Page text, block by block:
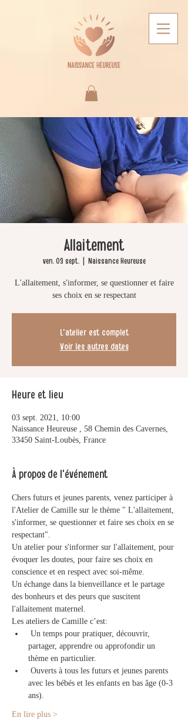
Allaitement
ven. 03 sept.
  |
Naissance Heureuse
L'allaitement, s'informer, se questionner et faire
ses choix en se respectant
L'atelier est complet
Voir les autres dates
Heure et lieu
03 sept. 2021, 10:00
Naissance Heureuse , 58 Chemin des Cavernes,
33450 Saint-Loubès, France
À propos de l'événement
Chers futurs et jeunes parents, venez participer à
l'Atelier de Camille sur le thème " L'allaitement,
s'informer, se questionner et faire ses choix en se
respectant".
Un atelier pour s'informer sur l'allaitement, pour
évoquer les doutes, pour faire ses choix en
conscience et en respect avec soi-même.
Un échange dans la bienveillance et le partage
des bonheurs et des peurs que suscitent
l'allaitement maternel.
Les ateliers de Camille c’est:
Un temps pour pratiquer, découvrir,
partager, apprendre ou approfondir un
thème en particulier.
Ouverts à tous les futurs et jeunes parents
avec les bébés et les enfants en bas âge (0-3
ans).
En lire plus >